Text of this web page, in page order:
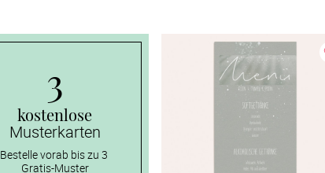
3
kostenlose
Musterkarten
Bestelle vorab bis zu 3
Gratis-Muster